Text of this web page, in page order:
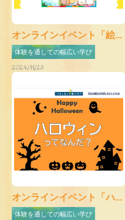
オンラインイベント「絵...
体験を通しての幅広い学び
2024/11/28
オンラインイベント「ハ...
体験を通しての幅広い学び